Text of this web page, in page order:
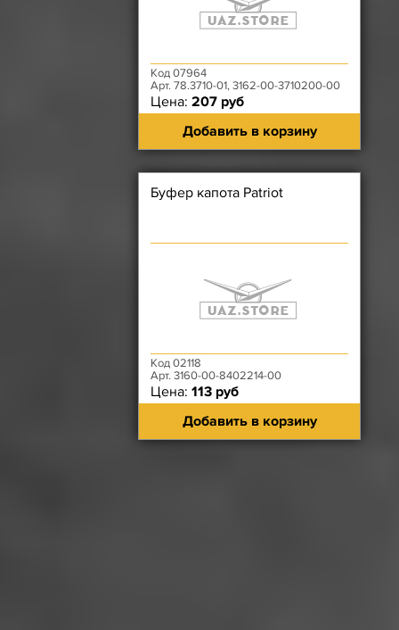
Код 07964
Арт. 78.3710-01, 3162-00-3710200-00
Цена: 207 руб
Добавить в корзину
Буфер капота Patriot
Код 02118
Арт. 3160-00-8402214-00
Цена: 113 руб
Добавить в корзину